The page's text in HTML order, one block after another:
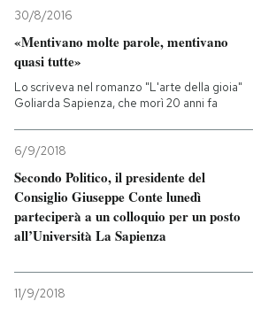
30/8/2016
«Mentivano molte parole, mentivano
quasi tutte»
Lo scriveva nel romanzo "L'arte della gioia"
Goliarda Sapienza, che morì 20 anni fa
6/9/2018
Secondo Politico, il presidente del
Consiglio Giuseppe Conte lunedì
parteciperà a un colloquio per un posto
all’Università La Sapienza
11/9/2018